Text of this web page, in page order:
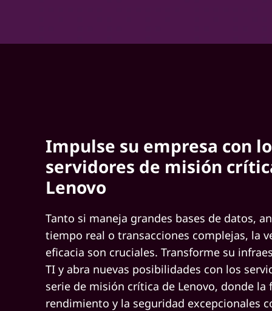
Impulse su empresa con
servidores de misión
Lenovo
Tanto si maneja grandes bases de datos,
tiempo real o transacciones complejas, la
eficacia son cruciales. Transforme su
TI y abra nuevas posibilidades con los
serie de misión crítica de Lenovo, donde la
rendimiento y la seguridad excepcionales